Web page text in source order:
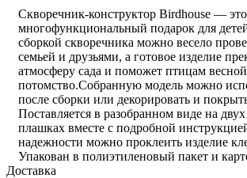
Скворечник-конструктор Birdhouse — это
многофункциональный подарок для
сборкой скворечника можно весело
семьей и друзьями, а готовое изделие
атмосферу сада и поможет птицам
потомство.Собранную модель можно
после сборки или декорировать и
Поставляется в разобранном виде на
плашках вместе с подробной
надежности можно проклеить изделие
Упакован в полиэтиленовый пакет и
Доставка